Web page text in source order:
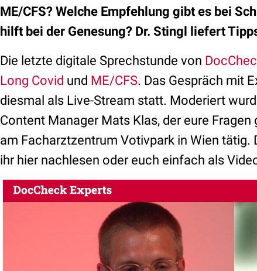
ME/CFS? Welche Empfehlung gibt es bei
hilft bei der Genesung? Dr. Stingl liefert
Die letzte digitale Sprechstunde von
Long Covid und ME/CFS. Das Gespräch mit
diesmal als Live-Stream statt. Moderiert
Content Manager Mats Klas, der eure
am Facharztzentrum Votivpark in Wien tätig.
ihr hier nachlesen oder euch einfach als